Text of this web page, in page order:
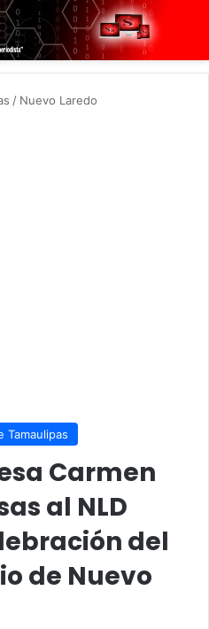
/ Nuevo Laredo
Tamaulipas
Carmen
al NLD
del
de Nuevo